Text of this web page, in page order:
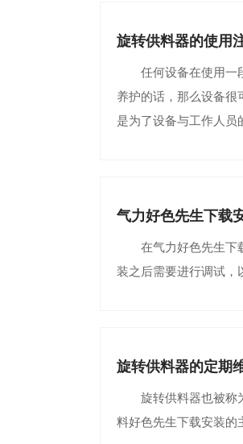
旋转供料器的使用
任何设备在使用一段
养护的话，那么设备
是为了设备与工作人
气力好色先生下载
在气力好色先生下载
装之后需要进行调试
旋转供料器的定期
旋转供料器也被称为
料好色先生下载安装的